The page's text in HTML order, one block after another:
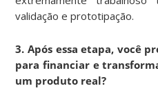
validação e prototipação.
3. Após essa etapa, você
para financiar e
um produto real?